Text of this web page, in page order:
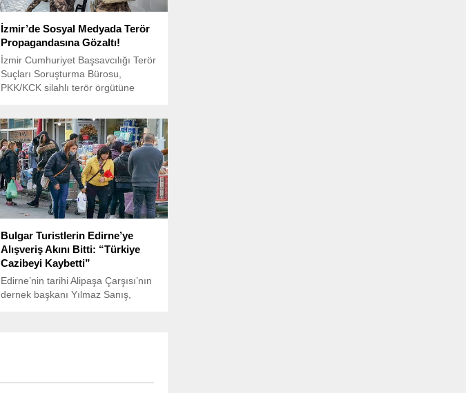
İzmir’de Sosyal Medyada Terör
Propagandasına Gözaltı!
İzmir Cumhuriyet Başsavcılığı Terör
Suçları Soruşturma Bürosu,
PKK/KCK silahlı terör örgütüne
Bulgar Turistlerin Edirne’ye
Alışveriş Akını Bitti: “Türkiye
Cazibeyi Kaybetti”
Edirne’nin tarihi Alipaşa Çarşısı’nın
dernek başkanı Yılmaz Sanış,